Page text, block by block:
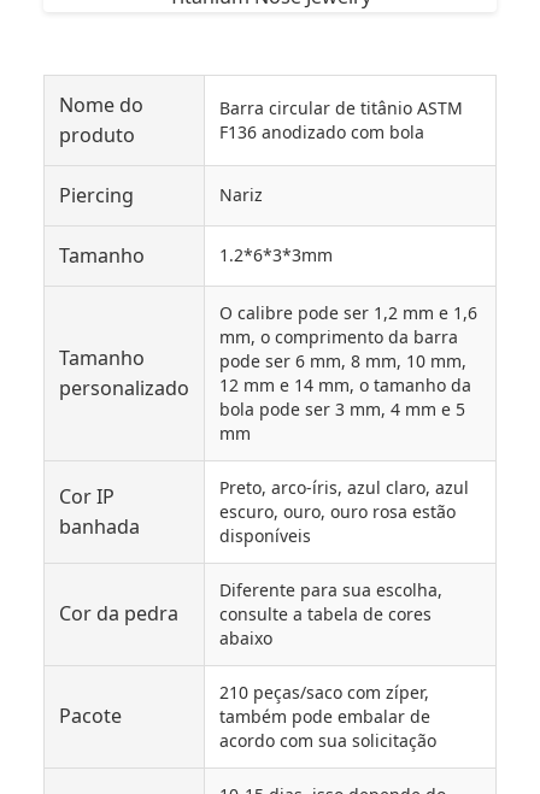
Nome do
produto
Barra circular de titânio ASTM
F136 anodizado com bola
Piercing Nariz
Tamanho 1.2*6*3*3mm
Tamanho
personalizado
O calibre pode ser 1,2 mm e 1,6
mm, o comprimento da barra
pode ser 6 mm, 8 mm, 10 mm,
12 mm e 14 mm, o tamanho da
bola pode ser 3 mm, 4 mm e 5
mm
Cor IP
banhada
Preto, arco-íris, azul claro, azul
escuro, ouro, ouro rosa estão
disponíveis
Cor da pedra
Diferente para sua escolha,
consulte a tabela de cores
abaixo
Pacote
210 peças/saco com zíper,
também pode embalar de
acordo com sua solicitação